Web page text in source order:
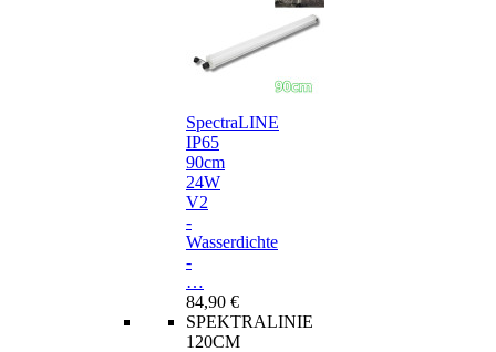
SpectraLINE
IP65
90cm
24W
V2
-
Wasserdichte
-
…
84,90 €
SPEKTRALINIE
120CM